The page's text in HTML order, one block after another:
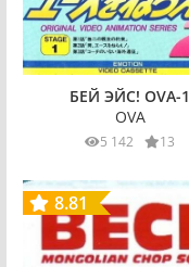
БЕЙ ЭЙС! OVA-1
OVA
5 142 13
8.81